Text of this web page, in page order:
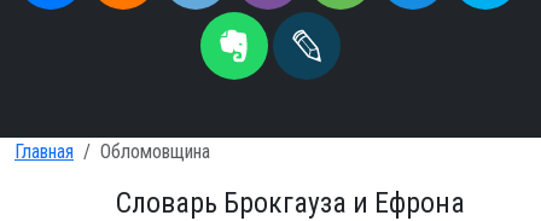
Главная Обломовщина
Словарь Брокгауза и Ефрона